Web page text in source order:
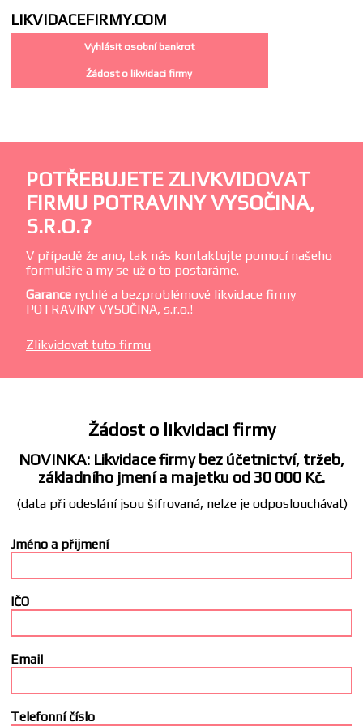
LIKVIDACEFIRMY.COM
Vyhlásit osobní bankrot
Žádost o likvidaci firmy
POTŘEBUJETE ZLIVKVIDOVAT
FIRMU POTRAVINY VYSOČINA,
S.R.O.?
V případě že ano, tak nás kontaktujte pomocí našeho
formuláře a my se už o to postaráme.
Garance rychlé a bezproblémové likvidace firmy
POTRAVINY VYSOČINA, s.r.o.!
Zlikvidovat tuto firmu
Žádost o likvidaci firmy
NOVINKA: Likvidace firmy bez účetnictví, tržeb,
základního jmení a majetku od 30 000 Kč.
(data při odeslání jsou šifrovaná, nelze je odposlouchávat)
Jméno a přijmení
IČO
Email
Telefonní číslo